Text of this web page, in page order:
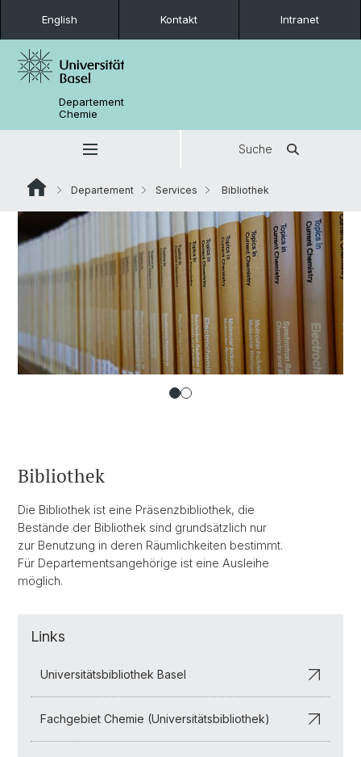
English Kontakt Intranet
Departement
Chemie
Suche
Departement Services Bibliothek
Bibliothek
Die Bibliothek ist eine Präsenzbibliothek, die
Bestände der Bibliothek sind grundsätzlich nur
zur Benutzung in deren Räumlichkeiten bestimmt.
Für Departementsangehörige ist eine Ausleihe
möglich.
Links
Universitätsbibliothek Basel
Fachgebiet Chemie (Universitätsbibliothek)